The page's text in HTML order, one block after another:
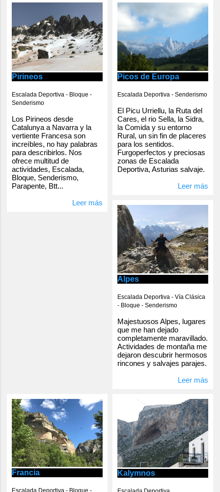
Pirineos
Escalada Deportiva - Bloque -
Senderismo
Los Pirineos desde
Catalunya a Navarra y la
vertiente Francesa son
increíbles, no hay palabras
para describirlos. Nos
ofrece multitud de
actividades, Escalada,
Bloque, Senderismo,
Parapente, Btt...
Leer más
Picos de Europa
Escalada Deportiva - Senderismo
El Picu Urriellu, la Ruta del
Cares, el rio Sella, la Sidra,
la Comida y su entorno
Rural, un sin fin de placeres
para los sentidos.
Furgoperfectos y preciosas
zonas de Escalada
Deportiva, Asturias salvaje.
Leer más
Alpes
Escalada Deportiva - Vía Clásica
- Bloque - Senderismo
Majestuosos Alpes, lugares
que me han dejado
completamente maravillado.
Actividades de montaña me
dejaron descubrir hermosos
rincones y salvajes parajes.
Leer más
Francia Kalymnos